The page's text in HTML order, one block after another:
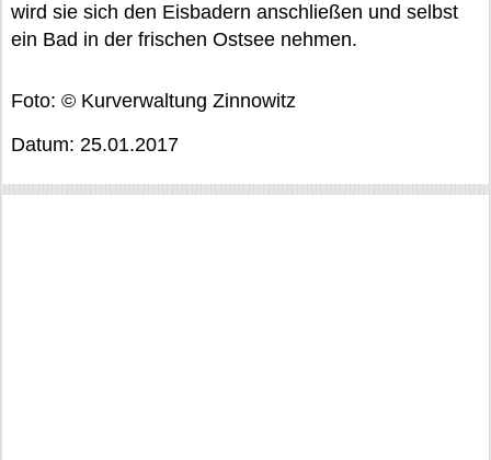
wird sie sich den Eisbadern anschließen und selbst
ein Bad in der frischen Ostsee nehmen.
Foto: © Kurverwaltung Zinnowitz
Datum: 25.01.2017